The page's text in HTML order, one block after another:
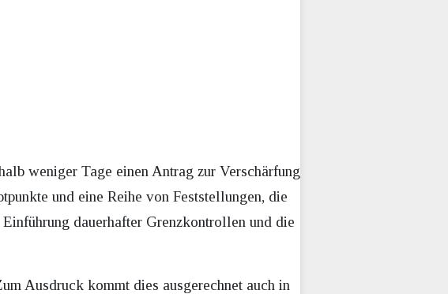
weniger Tage einen Antrag zur Verschärfung
und eine Reihe von Feststellungen, die
dauerhafter Grenzkontrollen und die
Ausdruck kommt dies ausgerechnet auch in